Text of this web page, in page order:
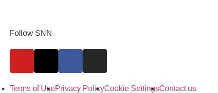
Follow SNN
Terms of UsePrivacy PolicyCookie SettingsContact us